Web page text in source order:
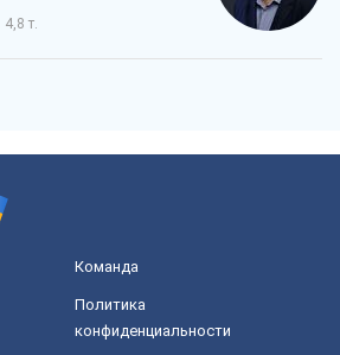
4,8 т.
Команда
Политика
конфиденциальности